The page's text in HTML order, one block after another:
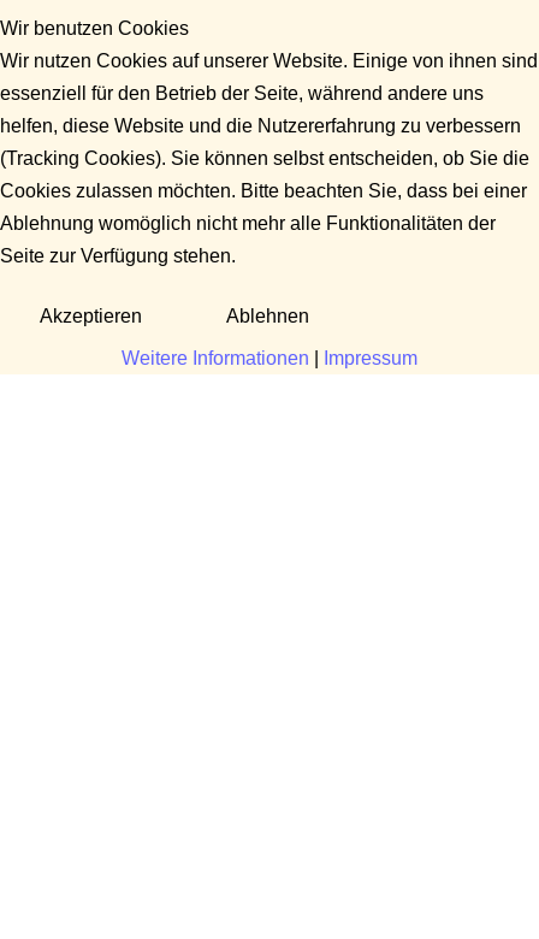
Wir benutzen Cookies
Wir nutzen Cookies auf unserer Website. Einige von ihnen sind
essenziell für den Betrieb der Seite, während andere uns
helfen, diese Website und die Nutzererfahrung zu verbessern
(Tracking Cookies). Sie können selbst entscheiden, ob Sie die
Cookies zulassen möchten. Bitte beachten Sie, dass bei einer
Ablehnung womöglich nicht mehr alle Funktionalitäten der
Seite zur Verfügung stehen.
Akzeptieren Ablehnen
Weitere Informationen Impressum